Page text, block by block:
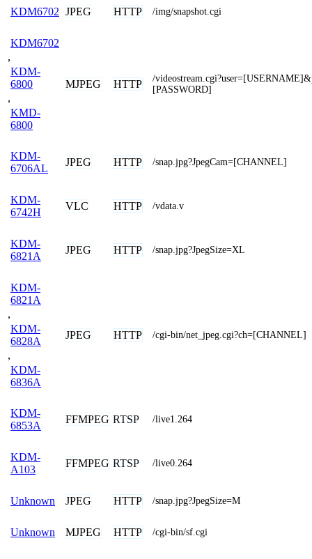
KDM6702 JPEG HTTP /img/snapshot.cgi
KDM6702
,
KDM-
6800
,
KMD-
6800
MJPEG HTTP
/
[PASSWORD]
KDM-
6706AL
JPEG HTTP /snap.jpg?JpegCam=[CHANNEL]
KDM-
6742H
VLC HTTP /vdata.v
KDM-
6821A
JPEG HTTP /snap.jpg?JpegSize=XL
KDM-
6821A
,
KDM-
6828A
,
KDM-
6836A
JPEG HTTP /cgi-bin/net_jpeg.cgi?ch=[CHANNEL]
KDM-
6853A
FFMPEG RTSP /live1.264
KDM-
A103
FFMPEG RTSP /live0.264
Unknown JPEG HTTP /snap.jpg?JpegSize=M
Unknown MJPEG HTTP /cgi-bin/sf.cgi